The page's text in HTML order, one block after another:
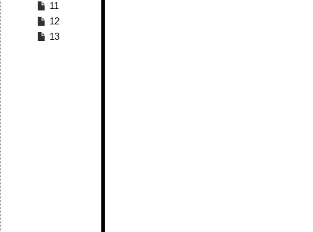
11
12
13